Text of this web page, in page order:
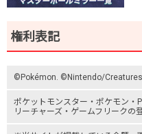
権利表記
©Pokémon. ©Nintendo/Creatures
ポケットモンスター ・ポケモン・
リーチャーズ ・ ゲームフリークの